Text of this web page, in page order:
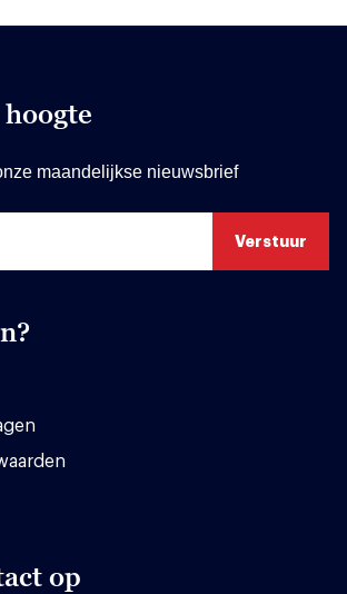
maandelijkse nieuwsbrief
op